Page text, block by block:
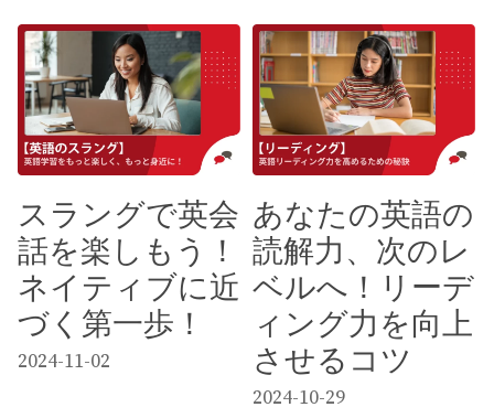
スラングで英会
話を楽しもう！
ネイティブに近
づく第一歩！
2024-11-02
あなたの英語の
読解力、次のレ
ベルへ！リーデ
ィング力を向上
させるコツ
2024-10-29